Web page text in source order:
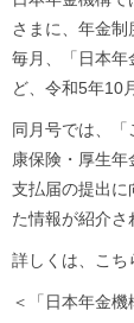
さまに、年金
毎月、「日本年
ど、令和5年10
同月号では、
康保険・厚生
支払届の提出に
た情報が紹介さ
詳しくは、こち
＜「日本年金